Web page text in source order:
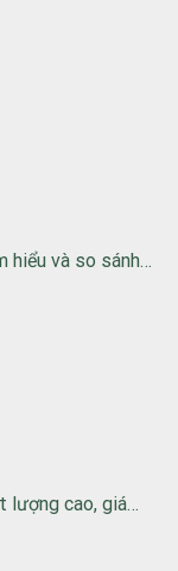
hiểu và so sánh…
lượng cao, giá…